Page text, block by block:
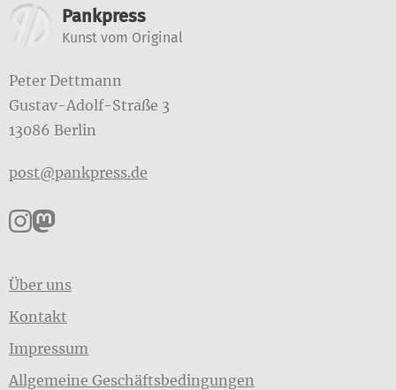
Weitere Informationen
Pankpress
Kunst vom Original
Peter Dettmann
Gustav-Adolf-Straße 3
13086 Berlin
post@pankpress.de
Pankpress auf Instagram
Pankpress auf Mastodon
Über uns
Kontakt
Impressum
Allgemeine Geschäftsbedingungen